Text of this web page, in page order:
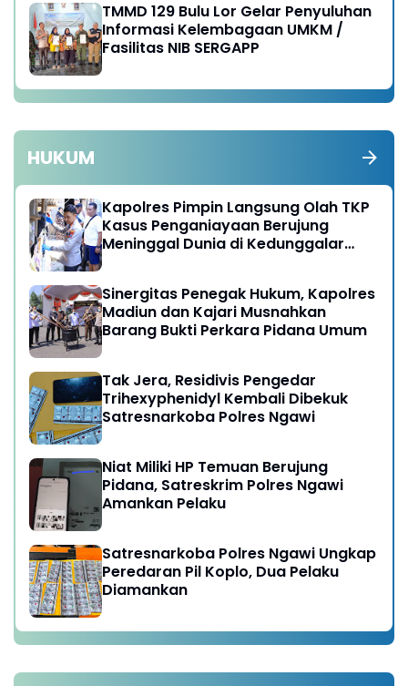
TMMD 129 Bulu Lor Gelar Penyuluhan
Informasi Kelembagaan UMKM /
Fasilitas NIB SERGAPP
HUKUM
Kapolres Pimpin Langsung Olah TKP
Kasus Penganiayaan Berujung
Meninggal Dunia di Kedunggalar
Sinergitas Penegak Hukum, Kapolres
Madiun dan Kajari Musnahkan
Barang Bukti Perkara Pidana Umum
Tak Jera, Residivis Pengedar
Trihexyphenidyl Kembali Dibekuk
Satresnarkoba Polres Ngawi
Niat Miliki HP Temuan Berujung
Pidana, Satreskrim Polres Ngawi
Amankan Pelaku
Satresnarkoba Polres Ngawi Ungkap
Peredaran Pil Koplo, Dua Pelaku
Diamankan